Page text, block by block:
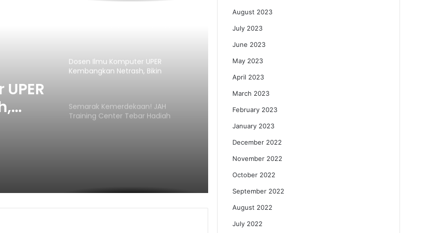
Dosen Ilmu Komputer UPER
Kembangkan Netrash, Bikin
Semarak Kemerdekaan! JAH
Training Center Tebar Hadiah
August 2023
July 2023
June 2023
May 2023
April 2023
March 2023
February 2023
January 2023
December 2022
November 2022
October 2022
September 2022
August 2022
July 2022